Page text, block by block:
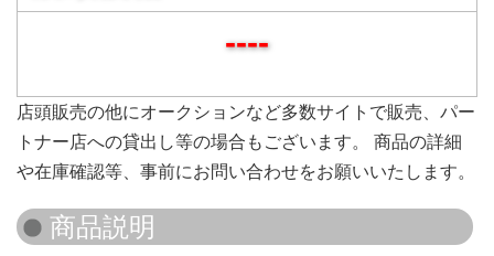
----
店頭販売の他にオークションなど多数サイトで販売、パー
トナー店への貸出し等の場合もございます。 商品の詳細
や在庫確認等、事前にお問い合わせをお願いいたします。